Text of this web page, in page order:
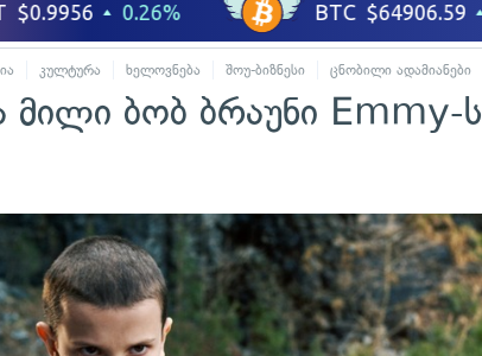
კულტურა ხელოვნება შოუ-ბიზნესი ცნობილი ადამიანები
მილი ბობ ბრაუნი Emmy-ს